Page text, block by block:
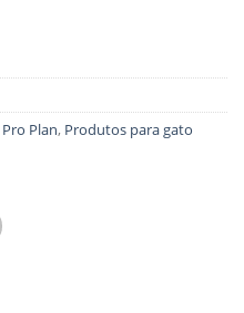
Pro Plan, Produtos para gato